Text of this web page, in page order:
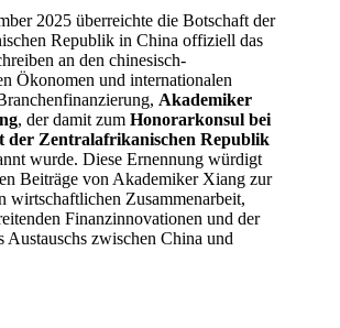
2025 überreichte die Botschaft der
Republik in China offiziell das
an den chinesisch-
Ökonomen und internationalen
Akademiker
, der damit zumHonorarkonsul bei
der Zentralafrikanischen Republik
wurde. Diese Ernennung würdigt
Beiträge von Akademiker Xiang zur
wirtschaftlichen Zusammenarbeit,
Finanzinnovationen und der
Austauschs zwischen China und